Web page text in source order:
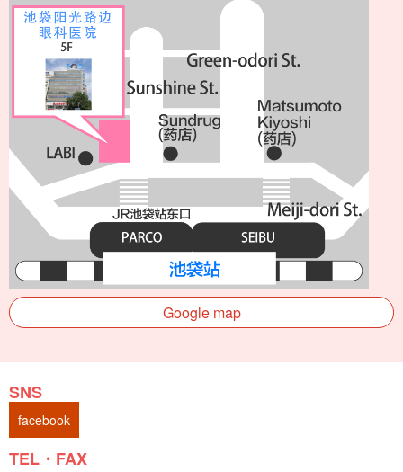
Google map
SNS
facebook
TEL・FAX